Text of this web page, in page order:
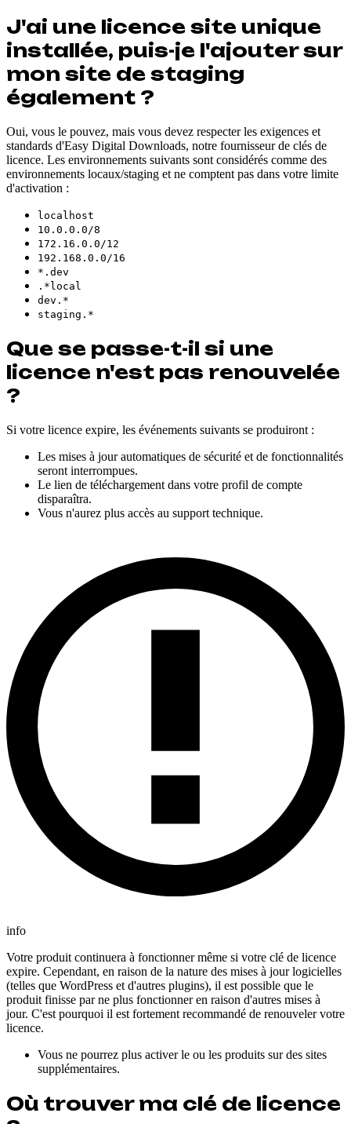
J'ai une licence site unique
installée, puis-je l'ajouter sur
mon site de staging
également ?
Oui, vous le pouvez, mais vous devez respecter les exigences et
standards d'Easy Digital Downloads, notre fournisseur de clés de
licence. Les environnements suivants sont considérés comme des
environnements locaux/staging et ne comptent pas dans votre limite
d'activation :
localhost
10.0.0.0/8
172.16.0.0/12
192.168.0.0/16
*.dev
.*local
dev.*
staging.*
Que se passe-t-il si une
licence n'est pas renouvelée
?
Si votre licence expire, les événements suivants se produiront :
Les mises à jour automatiques de sécurité et de fonctionnalités
seront interrompues.
Le lien de téléchargement dans votre profil de compte
disparaîtra.
Vous n'aurez plus accès au support technique.
info
Votre produit continuera à fonctionner même si votre clé de licence
expire. Cependant, en raison de la nature des mises à jour logicielles
(telles que WordPress et d'autres plugins), il est possible que le
produit finisse par ne plus fonctionner en raison d'autres mises à
jour. C'est pourquoi il est fortement recommandé de renouveler votre
licence.
Vous ne pourrez plus activer le ou les produits sur des sites
supplémentaires.
Où trouver ma clé de licence